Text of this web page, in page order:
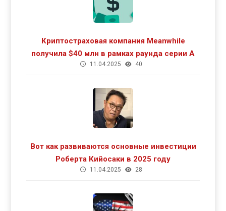
Криптостраховая компания Meanwhile
получила $40 млн в рамках раунда серии А
11.04.2025 40
Вот как развиваются основные инвестиции
Роберта Кийосаки в 2025 году
11.04.2025 28